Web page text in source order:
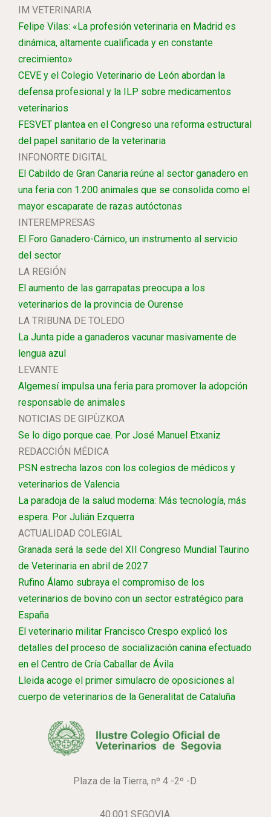
IM VETERINARIA
Felipe Vilas: «La profesión veterinaria en Madrid es
dinámica, altamente cualificada y en constante
crecimiento»
CEVE y el Colegio Veterinario de León abordan la
defensa profesional y la ILP sobre medicamentos
veterinarios
FESVET plantea en el Congreso una reforma estructural
del papel sanitario de la veterinaria
INFONORTE DIGITAL
El Cabildo de Gran Canaria reúne al sector ganadero en
una feria con 1.200 animales que se consolida como el
mayor escaparate de razas autóctonas
INTEREMPRESAS
El Foro Ganadero-Cárnico, un instrumento al servicio
del sector
LA REGIÓN
El aumento de las garrapatas preocupa a los
veterinarios de la provincia de Ourense
LA TRIBUNA DE TOLEDO
La Junta pide a ganaderos vacunar masivamente de
lengua azul
LEVANTE
Algemesí impulsa una feria para promover la adopción
responsable de animales
NOTICIAS DE GIPÙZKOA
Se lo digo porque cae. Por José Manuel Etxaniz
REDACCIÓN MÉDICA
PSN estrecha lazos con los colegios de médicos y
veterinarios de Valencia
La paradoja de la salud moderna: Más tecnología, más
espera. Por Julián Ezquerra
ACTUALIDAD COLEGIAL
Granada será la sede del XII Congreso Mundial Taurino
de Veterinaria en abril de 2027
Rufino Álamo subraya el compromiso de los
veterinarios de bovino con un sector estratégico para
España
El veterinario militar Francisco Crespo explicó los
detalles del proceso de socialización canina efectuado
en el Centro de Cría Caballar de Ávila
Lleida acoge el primer simulacro de oposiciones al
cuerpo de veterinarios de la Generalitat de Cataluña
Plaza de la Tierra, nº 4 -2º -D.
40.001.SEGOVIA.